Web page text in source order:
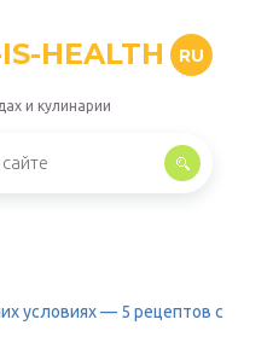
HEALTH RU
и кулинарии
условиях — 5 рецептов с